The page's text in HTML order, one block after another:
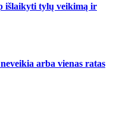
išlaikyti tylų veikimą ir
arba vienas ratas